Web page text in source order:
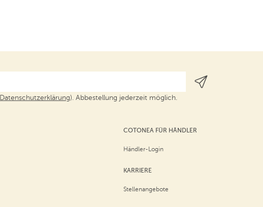
Datenschutzerklärung). Abbestellung jederzeit möglich.
COTONEA FÜR HÄNDLER
Händler-Login
KARRIERE
Stellenangebote